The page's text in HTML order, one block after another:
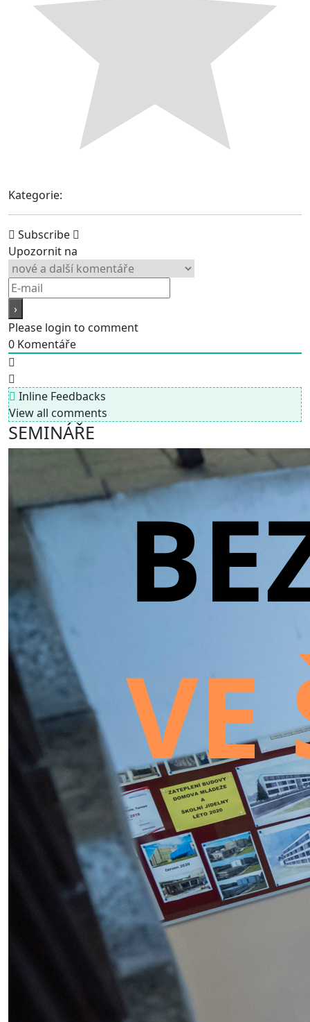
Kategorie:
Subscribe
Upozornit na
Please login to comment
0 Komentáře
Inline Feedbacks
View all comments
SEMINÁŘE